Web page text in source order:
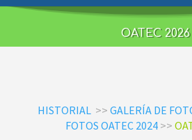
OATEC 2026
HISTORIAL >>GALERÍA DE
FOTOS OATEC 2024 >>